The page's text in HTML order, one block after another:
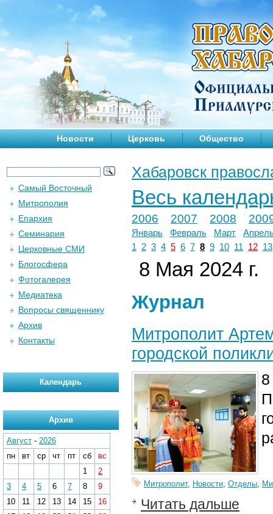
Новости Церковь Общество
Хабаровск
Весь
2006 2007 2008
Январь Февраль Март
1
2 3 4 5 6 7 8 9 10 11 12 13
8 Мая 2024 г.
Журнал
Митрополит
городской
Митрополит, Новости, Отделы,
Читать дальше
Самый Восточный
Митрополия
Епархия
Семинария
Церковные СМИ
Блогосфера
Фотогалерея
Медиатека
Вопросы священнику
Архив
Контакты
Календарь
Архив
Август - 2026
пн
вт ср чт пт сб
вс
1
2
3
4 5 6 7 8
9
10
11 12 13 14 15
16